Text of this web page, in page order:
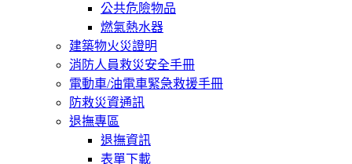
公共危險物品
燃氣熱水器
建築物火災證明
消防人員救災安全手冊
電動車/油電車緊急救援手冊
防救災資通訊
退撫專區
退撫資訊
表單下載